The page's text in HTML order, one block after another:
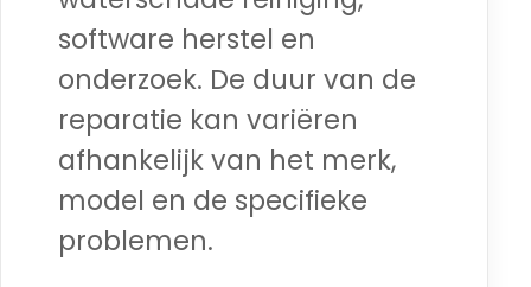
software herstel en
onderzoek. De duur van de
reparatie kan variëren
afhankelijk van het merk,
model en de specifieke
problemen.